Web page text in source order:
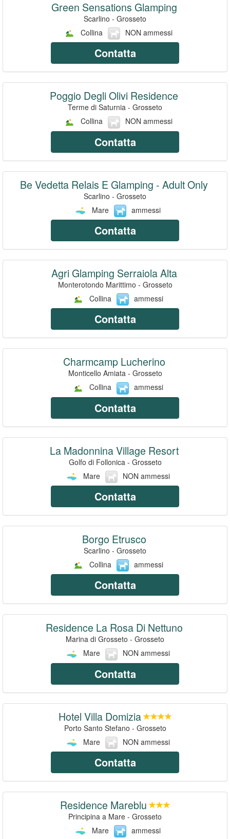
Green Sensations Glamping
Scarlino - Grosseto
Collina
NON ammessi
Contatta
Poggio Degli Olivi Residence
Terme di Saturnia - Grosseto
Collina
NON ammessi
Contatta
Be Vedetta Relais E Glamping - Adult Only
Scarlino - Grosseto
Mare
ammessi
Contatta
Agri Glamping Serraiola Alta
Monterotondo Marittimo - Grosseto
Collina
ammessi
Contatta
Charmcamp Lucherino
Monticello Amiata - Grosseto
Collina
ammessi
Contatta
La Madonnina Village Resort
Golfo di Follonica - Grosseto
Mare
NON ammessi
Contatta
Borgo Etrusco
Scarlino - Grosseto
Collina
ammessi
Contatta
Residence La Rosa Di Nettuno
Marina di Grosseto - Grosseto
Mare
NON ammessi
Contatta
Hotel Villa Domizia
Porto Santo Stefano - Grosseto
Mare
NON ammessi
Contatta
Residence Mareblu
Principina a Mare - Grosseto
Mare
ammessi